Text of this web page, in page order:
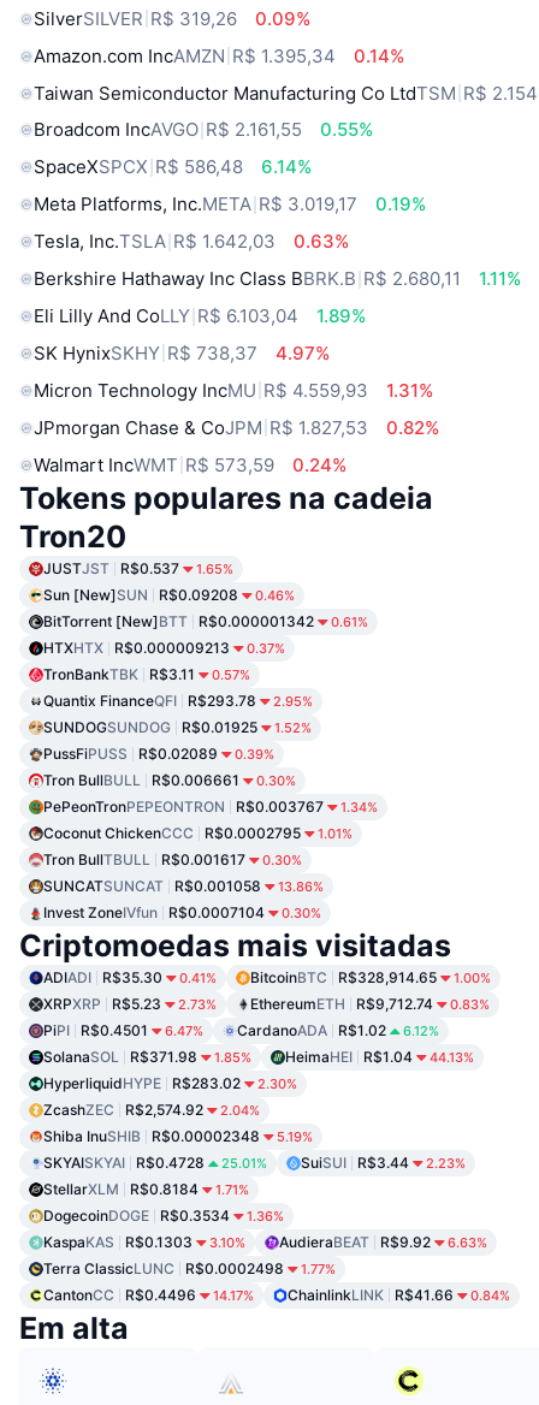
SilverSILVER R$ 319,26
0.09%
Amazon.com IncAMZN R$ 1.395,34
0.14%
Taiwan Semiconductor Manufacturing Co LtdTSM R$ 2.154
Broadcom IncAVGO R$ 2.161,55
0.55%
SpaceXSPCX R$ 586,48
6.14%
Meta Platforms, Inc.META R$ 3.019,17
0.19%
Tesla, Inc.TSLA R$ 1.642,03
0.63%
Berkshire Hathaway Inc Class BBRK.B R$ 2.680,11
1.11%
Eli Lilly And CoLLY R$ 6.103,04
1.89%
SK HynixSKHY R$ 738,37
4.97%
Micron Technology IncMU R$ 4.559,93
1.31%
JPmorgan Chase & CoJPM R$ 1.827,53
0.82%
Walmart IncWMT R$ 573,59 0.24%
Tokens populares na cadeia
Tron20
JUSTJST R$0.537 1.65%
Sun [New]SUN R$0.09208 0.46%
BitTorrent [New]BTT R$0.000001342 0.61%
HTXHTX R$0.000009213 0.37%
TronBankTBK R$3.11 0.57%
Quantix FinanceQFI R$293.78 2.95%
SUNDOGSUNDOG R$0.01925 1.52%
PussFiPUSS R$0.02089 0.39%
Tron BullBULL R$0.006661 0.30%
PePeonTronPEPEONTRON R$0.003767 1.34%
Coconut ChickenCCC R$0.0002795 1.01%
Tron BullTBULL R$0.001617 0.30%
SUNCATSUNCAT R$0.001058 13.86%
Invest ZoneIVfun R$0.0007104 0.30%
Criptomoedas mais visitadas
ADIADI R$35.30 0.41% BitcoinBTC R$328,914.65 1.00%
XRPXRP R$5.23 2.73% EthereumETH R$9,712.74 0.83%
PiPI R$0.4501 6.47% CardanoADA R$1.02 6.12%
SolanaSOL R$371.98 1.85% HeimaHEI R$1.04 44.13%
HyperliquidHYPE R$283.02 2.30%
ZcashZEC R$2,574.92 2.04%
Shiba InuSHIB R$0.00002348 5.19%
SKYAISKYAI R$0.4728 25.01% SuiSUI R$3.44 2.23%
StellarXLM R$0.8184 1.71%
DogecoinDOGE R$0.3534 1.36%
KaspaKAS R$0.1303 3.10% AudieraBEAT R$9.92 6.63%
Terra ClassicLUNC R$0.0002498 1.77%
CantonCC R$0.4496 14.17% ChainlinkLINK R$41.66 0.84%
Em alta